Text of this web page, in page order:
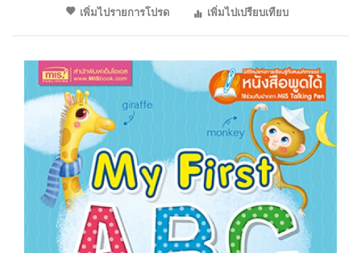
เพิ่มไปรายการโปรด
เพิ่มไปเปรียบเทียบ